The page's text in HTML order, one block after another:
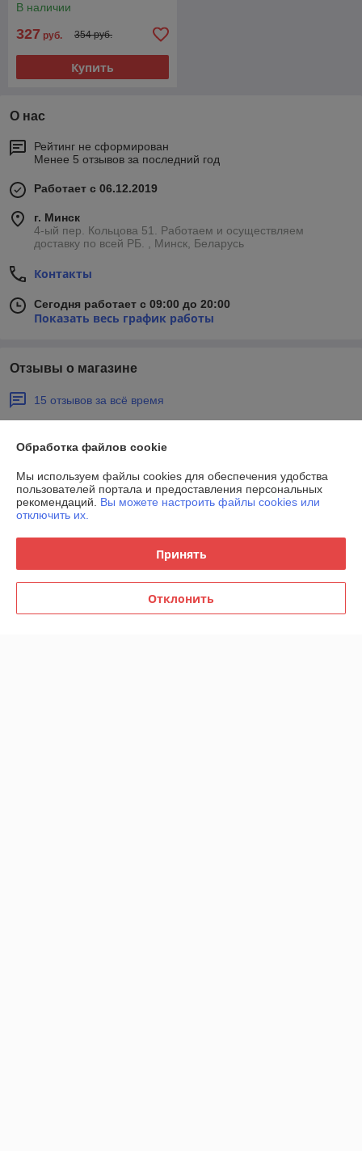
В наличии
327 руб. 354 руб.
Купить
О нас
Рейтинг не сформирован
Менее 5 отзывов за последний год
Работает с 06.12.2019
г. Минск
4-ый пер. Кольцова 51. Работаем и осуществляем
доставку по всей РБ. , Минск, Беларусь
Контакты
Сегодня работает с 09:00 до 20:00
Показать весь график работы
Отзывы о магазине
15 отзывов за всё время
Мы ещё ничего не получили, неделю уже ждем, пока тишина.
Сделка подтверждена через корзину
07.12.2022
Валентина
Отлично
Обработка файлов cookie
Мы используем файлы cookies для обеспечения удобства
пользователей портала и предоставления персональных
рекомендаций. Вы можете настроить файлы cookies или
отключить их.
Принять
Отклонить